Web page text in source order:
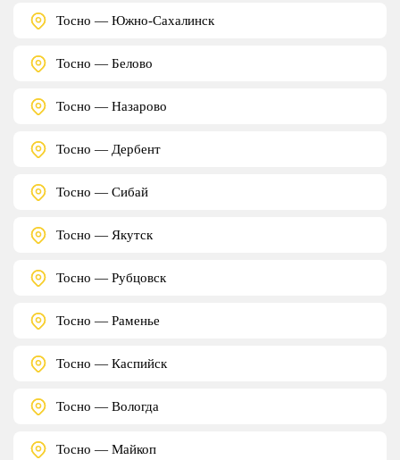
Тосно — Южно-Сахалинск
Тосно — Белово
Тосно — Назарово
Тосно — Дербент
Тосно — Сибай
Тосно — Якутск
Тосно — Рубцовск
Тосно — Раменье
Тосно — Каспийск
Тосно — Вологда
Тосно — Майкоп